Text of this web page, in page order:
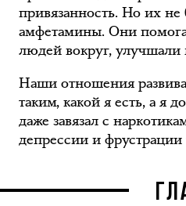
привязанность. Но их
амфетамины. Они
людей вокруг,
Наши отношения
таким, какой я есть, а я
даже завязал с
депрессии и фрустрации